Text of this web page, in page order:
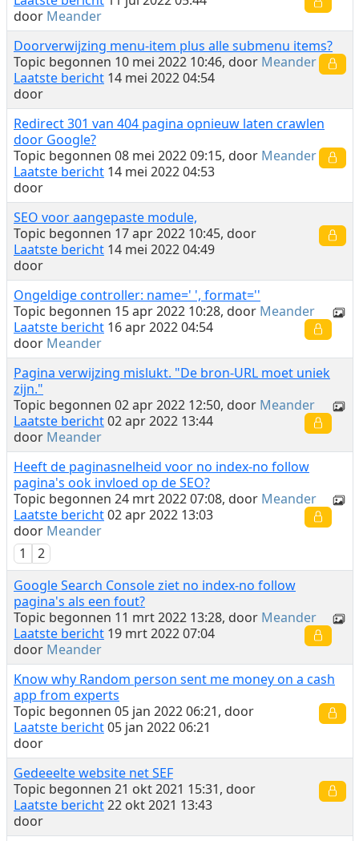
door Meander
Doorverwijzing menu-item plus alle submenu items?
Topic begonnen 10 mei 2022 10:46, door Meander
Laatste bericht 14 mei 2022 04:54
door
Redirect 301 van 404 pagina opnieuw laten crawlen
door Google?
Topic begonnen 08 mei 2022 09:15, door Meander
Laatste bericht 14 mei 2022 04:53
door
SEO voor aangepaste module,
Topic begonnen 17 apr 2022 10:45, door
Laatste bericht 14 mei 2022 04:49
door
Ongeldige controller: name=' ', format=''
Topic begonnen 15 apr 2022 10:28, door Meander
Laatste bericht 16 apr 2022 04:54
door Meander
Pagina verwijzing mislukt. "De bron-URL moet uniek
zijn."
Topic begonnen 02 apr 2022 12:50, door Meander
Laatste bericht02 apr 2022 13:44
door Meander
Heeft de paginasnelheid voor no index-no follow
pagina's ook invloed op de SEO?
Topic begonnen 24 mrt 2022 07:08, door Meander
Laatste bericht02 apr 2022 13:03
door Meander
1
2
Google Search Console ziet no index-no follow
pagina's als een fout?
Topic begonnen 11 mrt 2022 13:28, door Meander
Laatste bericht 19 mrt 2022 07:04
door Meander
Know why Random person sent me money on a cash
app from experts
Topic begonnen 05 jan 2022 06:21, door
Laatste bericht05 jan 2022 06:21
door
Gedeeelte website net SEF
Topic begonnen 21 okt 2021 15:31, door
Laatste bericht22 okt 2021 13:43
door